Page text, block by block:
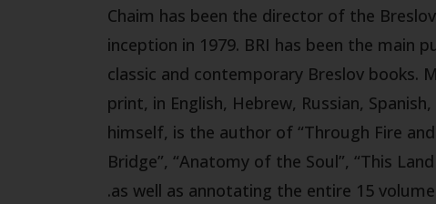
Chaim has been the director of the
inception in 1979. BRI has been the main
classic and contemporary Breslov books.
print, in English, Hebrew, Russian,
himself, is the author of “Through Fire
Bridge”, “Anatomy of the Soul”, “This
as well as annotating the entire 15